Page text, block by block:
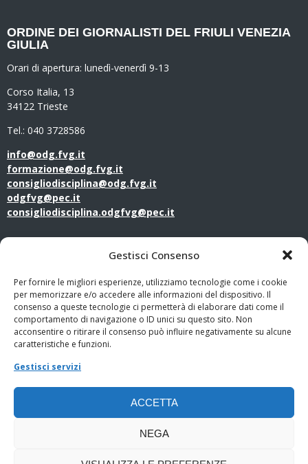
Gestisci Consenso
Per fornire le migliori esperienze, utilizziamo tecnologie come i cookie
per memorizzare e/o accedere alle informazioni del dispositivo. Il
consenso a queste tecnologie ci permetterà di elaborare dati come il
comportamento di navigazione o ID unici su questo sito. Non
acconsentire o ritirare il consenso può influire negativamente su alcune
caratteristiche e funzioni.
Gestisci servizi
ACCETTA
NEGA
ORDINE DEI GIORNALISTI DEL FRIULI VENEZIA
GIULIA
Orari di apertura: lunedì-venerdì 9-13
Corso Italia, 13
34122 Trieste
Tel.: 040 3728586
info@odg.fvg.it
formazione@odg.fvg.it
consigliodisciplina@odg.fvg.it
odgfvg@pec.it
consigliodisciplina.odgfvg@pec.it
Privacy Policy
PagoPA
Cookie Policy